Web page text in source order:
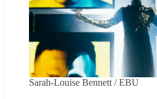
Sarah-Louise Bennett / EBU